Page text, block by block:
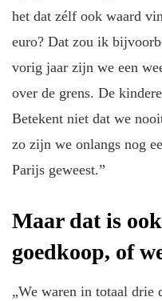
het dat zélf ook waard
euro? Dat zou ik
vorig jaar zijn we een
over de grens. De
Betekent niet dat we
zo zijn we onlangs nog
Parijs geweest.”
Maar dat is
goedkoop, of
„We waren in totaal drie